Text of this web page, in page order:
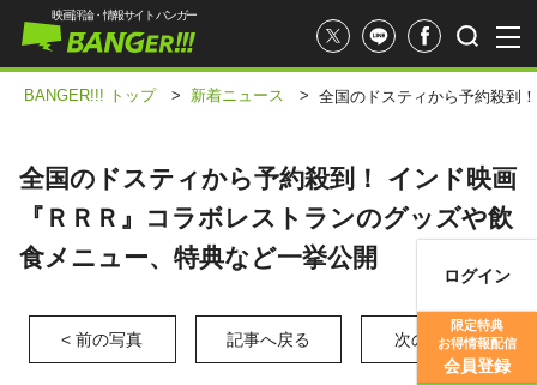
映画評価
映画評論・情報サイト バンガー
ログイン
限定特典
お得情報配信
会員登録
BANGER!!! トップ > 新着ニュース > 全国のドスティから予約殺到
全国のドスティから予約殺到！ インド映画
『ＲＲＲ』コラボレストランのグッズや飲
食メニュー、特典など一挙公開
< 前の写真 記事へ戻る 次の写真 >